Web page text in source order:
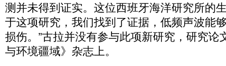
测并未得到证实。这位西班牙海洋研究所的
于这项研究，我们找到了证据，低频声波能
损伤。”古拉并没有参与此项新研究，研究论
与环境疆域》杂志上。